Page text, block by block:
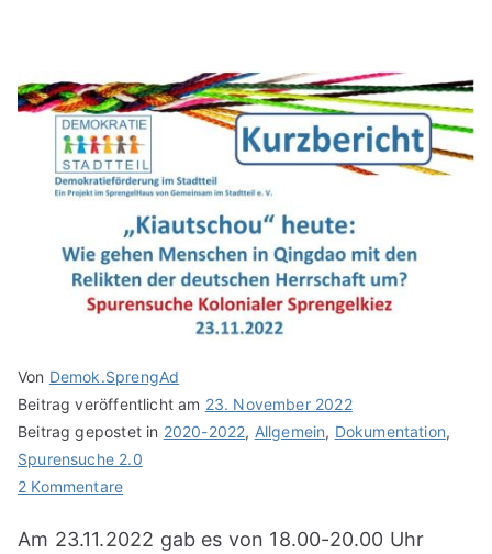
Von Demok.SprengAd
Beitrag veröffentlicht am 23. November 2022
Beitrag gepostet in 2020-2022, Allgemein, Dokumentation,
Spurensuche 2.0
2 Kommentarezu
zum
Am 23.11.2022 gab es von 18.00-20.00 Uhr